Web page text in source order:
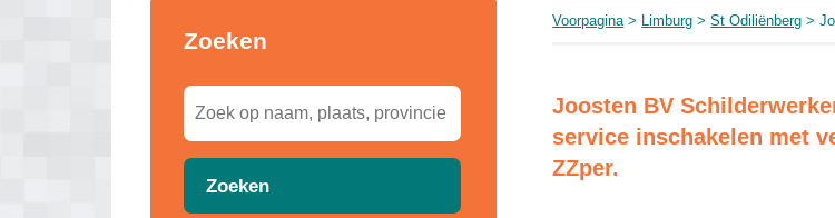
Zoeken
Zoeken
Voorpagina> Limburg >St Odiliënberg >
Joosten BV
service inschakelen met
ZZper.